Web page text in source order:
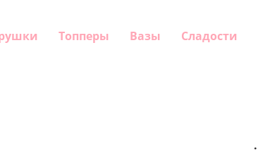
Топперы Вазы Сладости